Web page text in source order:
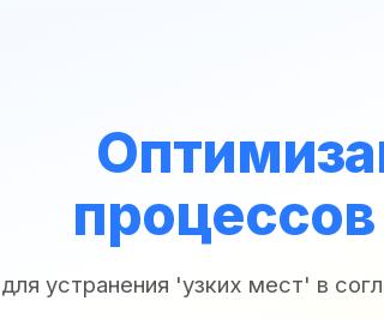
для устранения 'узких мест' в